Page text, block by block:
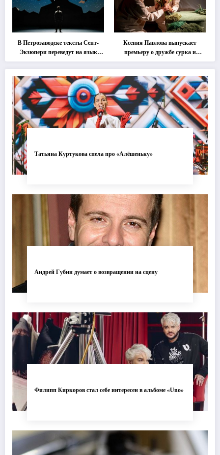
В Петрозаводске тексты Сент-
Экзюпери переведут на язык
современной хореографии
Ксения Павлова выпускает
премьеру о дружбе сурка и
одуванчика
Татьяна Куртукова спела про «Алёшеньку»
Андрей Губин думает о возвращении на сцену
Филипп Киркоров стал себе интересен в альбоме «Uno»